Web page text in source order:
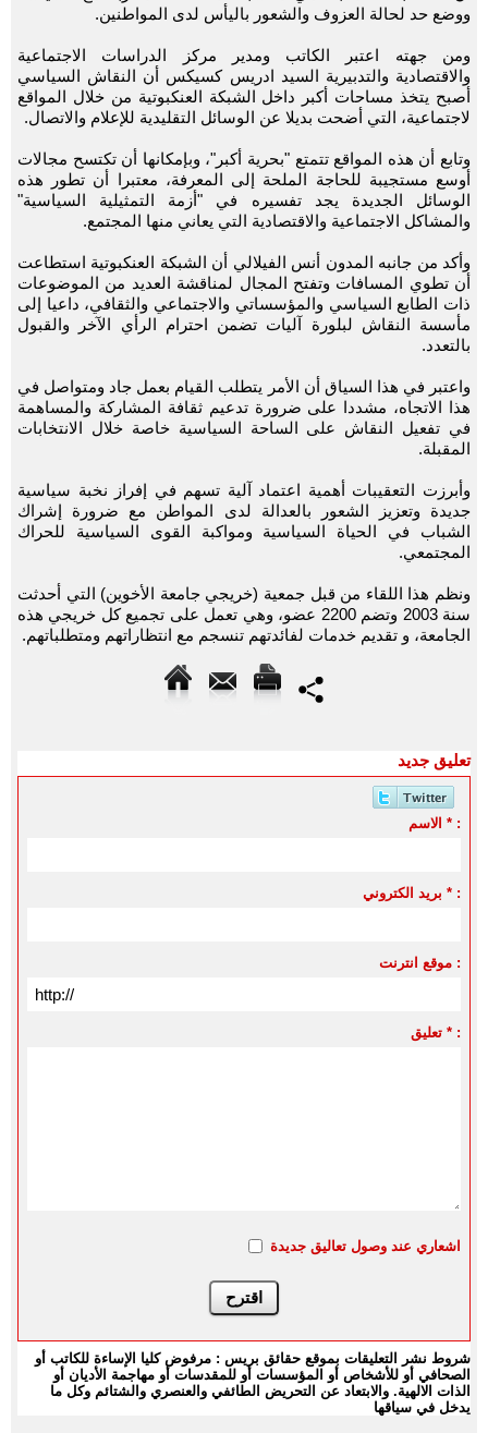
ووضع حد لحالة العزوف والشعور باليأس لدى المواطنين.
ومن جهته اعتبر الكاتب ومدير مركز الدراسات الاجتماعية
والاقتصادية والتدبيرية السيد ادريس كسيكس أن النقاش السياسي
أصبح يتخذ مساحات أكبر داخل الشبكة العنكبوتية من خلال المواقع
لاجتماعية، التي أضحت بديلا عن الوسائل التقليدية للإعلام والاتصال.
وتابع أن هذه المواقع تتمتع "بحرية أكبر"، وبإمكانها أن تكتسح مجالات
أوسع مستجيبة للحاجة الملحة إلى المعرفة، معتبرا أن تطور هذه
الوسائل الجديدة يجد تفسيره في "أزمة التمثيلية السياسية"
والمشاكل الاجتماعية والاقتصادية التي يعاني منها المجتمع.
وأكد من جانبه المدون أنس الفيلالي أن الشبكة العنكبوتية استطاعت
أن تطوي المسافات وتفتح المجال لمناقشة العديد من الموضوعات
ذات الطابع السياسي والمؤسساتي والاجتماعي والثقافي، داعيا إلى
مأسسة النقاش لبلورة آليات تضمن احترام الرأي الآخر والقبول
بالتعدد.
واعتبر في هذا السياق أن الأمر يتطلب القيام بعمل جاد ومتواصل في
هذا الاتجاه، مشددا على ضرورة تدعيم ثقافة المشاركة والمساهمة
في تفعيل النقاش على الساحة السياسية خاصة خلال الانتخابات
المقبلة.
وأبرزت التعقيبات أهمية اعتماد آلية تسهم في إفراز نخبة سياسية
جديدة وتعزيز الشعور بالعدالة لدى المواطن مع ضرورة إشراك
الشباب في الحياة السياسية ومواكبة القوى السياسية للحراك
المجتمعي.
ونظم هذا اللقاء من قبل جمعية (خريجي جامعة الأخوين) التي أحدثت
سنة 2003 وتضم 2200 عضو، وهي تعمل على تجميع كل خريجي هذه
الجامعة، و تقديم خدمات لفائدتهم تنسجم مع انتظاراتهم ومتطلباتهم.
تعليق جديد
الاسم * :
بريد الكتروني * :
موقع انترنت :
تعليق * :
اشعاري عند وصول تعاليق جديدة
شروط نشر التعليقات بموقع حقائق بريس : مرفوض كليا الإساءة للكاتب أو
الصحافي أو للأشخاص أو المؤسسات أو للمقدسات أو مهاجمة الأديان أو
الذات الالهية. والابتعاد عن التحريض الطائفي والعنصري والشتائم وكل ما
يدخل في سياقها